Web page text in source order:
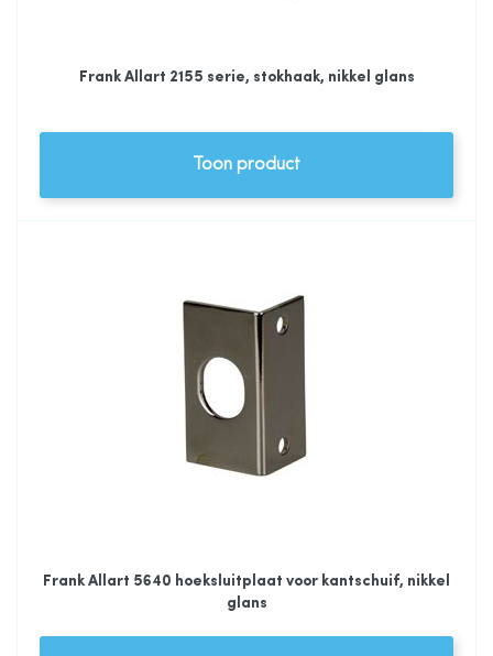
Frank Allart 2155 serie, stokhaak, nikkel glans
Toon product
Frank Allart 5640 hoeksluitplaat voor kantschuif, nikkel
glans